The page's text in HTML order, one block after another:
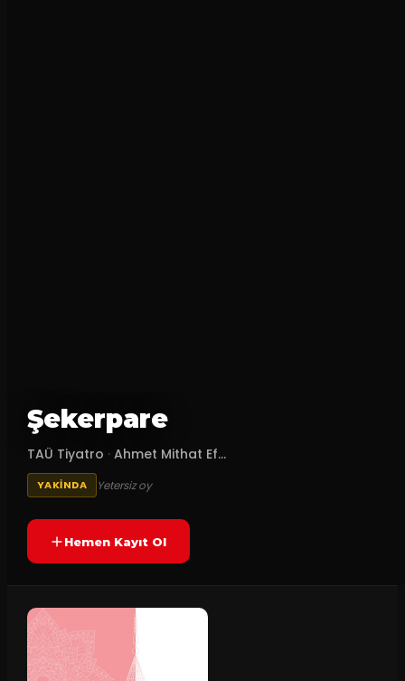
Şekerpare
TAÜ Tiyatro · Ahmet Mithat Ef...
YAKINDA Yetersiz oy
Hemen Kayıt Ol